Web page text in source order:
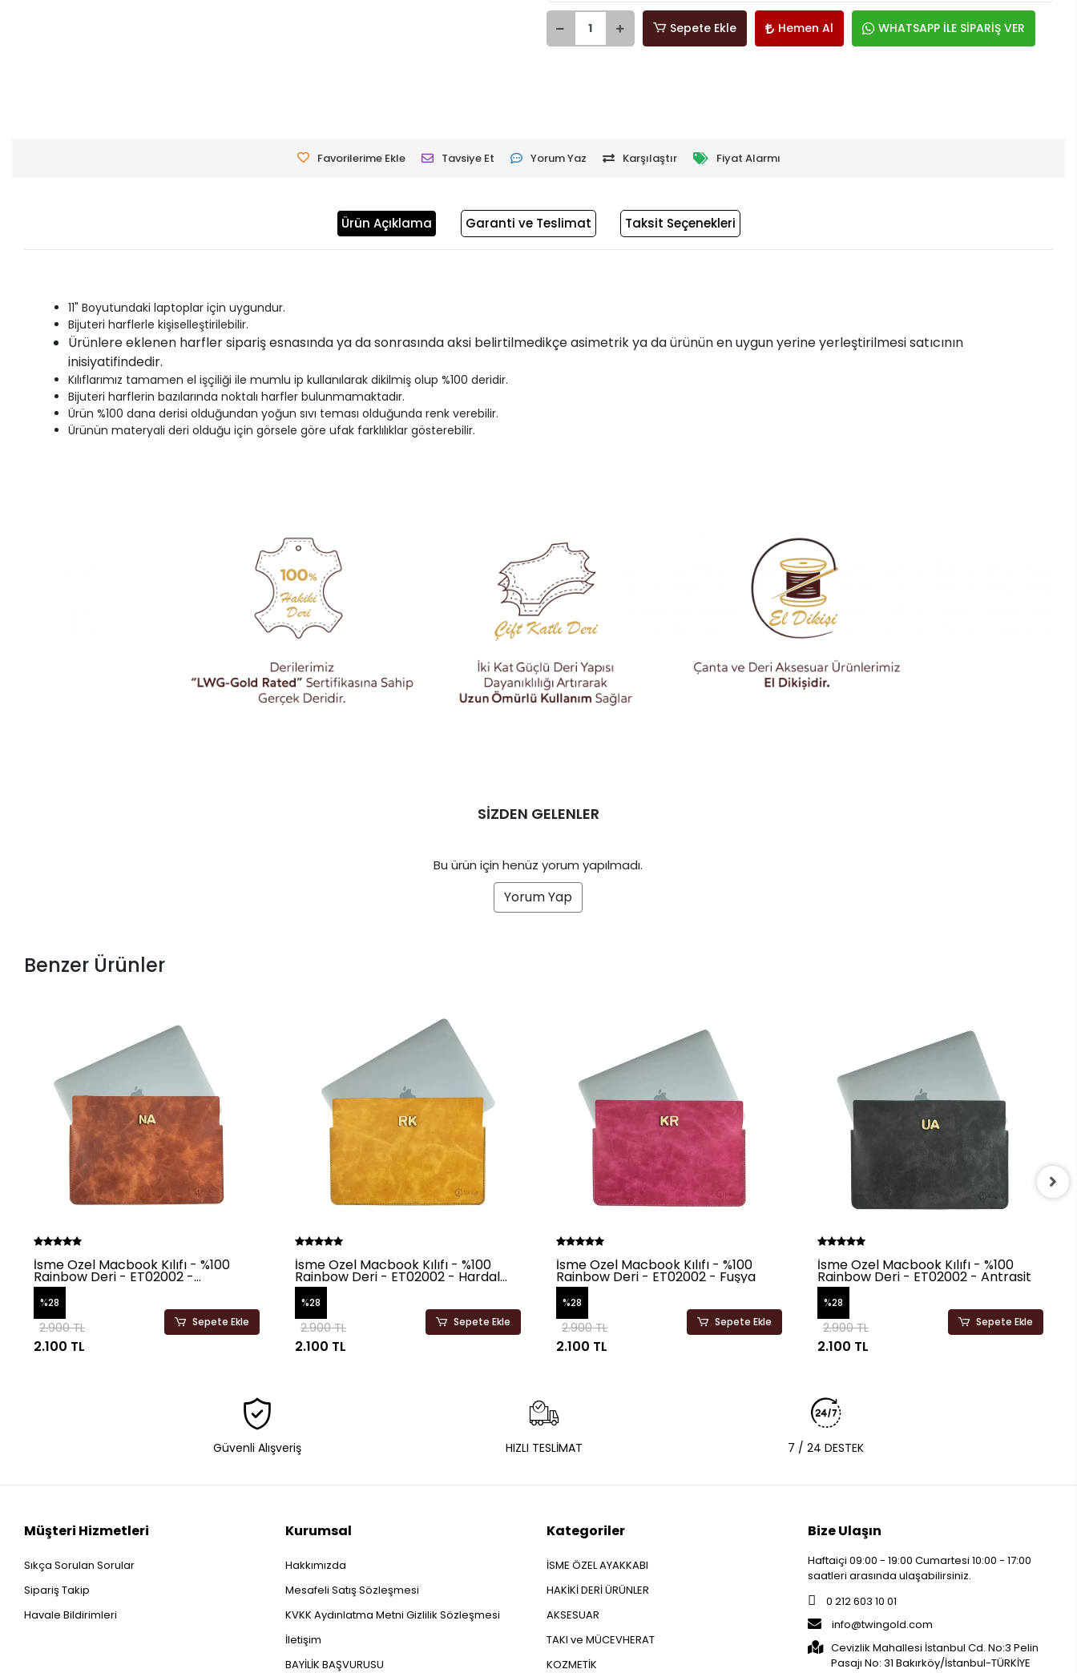
Sepete Ekle Hemen Al WHATSAPP İLE SİPARİŞ VER
Favorilerime Ekle Tavsiye Et Yorum Yaz Karşılaştır Fiyat Alarmı
Ürün Açıklama Garanti ve Teslimat Taksit Seçenekleri
11" Boyutundaki laptoplar için uygundur.
Bijuteri harflerle kişiselleştirilebilir.
Ürünlere eklenen harfler sipariş esnasında ya da sonrasında aksi belirtilmedikçe asimetrik ya da ürünün en uygun yerine yerleştirilmesi satıcının
inisiyatifindedir.
Kılıflarımız tamamen el işçiliği ile mumlu ip kullanılarak dikilmiş olup %100 deridir.
Bijuteri harflerin bazılarında noktalı harfler bulunmamaktadır.
Ürün %100 dana derisi olduğundan yoğun sıvı teması olduğunda renk verebilir.
Ürünün materyali deri olduğu için görsele göre ufak farklılıklar gösterebilir.
SİZDEN GELENLER
Bu ürün için henüz yorum yapılmadı.
Yorum Yap
Benzer Ürünler
İsme Özel Macbook Kılıfı - %100
Rainbow Deri - ET02002 -
Tobacco
%28
2.900 TL
2.100 TL
Sepete Ekle
İsme Özel Macbook Kılıfı - %100
Rainbow Deri - ET02002 - Hardal
Sarısı
%28
2.900 TL
2.100 TL
Sepete Ekle
İsme Özel Macbook Kılıfı - %100
Rainbow Deri - ET02002 - Fuşya
%28
2.900 TL
2.100 TL
Sepete Ekle
İsme Özel Macbook Kılıfı - %100
Rainbow Deri - ET02002 - Antrasit
%28
2.900 TL
2.100 TL
Sepete Ekle
Güvenli Alışveriş HIZLI TESLİMAT 7 / 24 DESTEK
Müşteri Hizmetleri
Sıkça Sorulan Sorular
Sipariş Takip
Havale Bildirimleri
Kurumsal
Hakkımızda
Mesafeli Satış Sözleşmesi
KVKK Aydınlatma Metni Gizlilik Sözleşmesi
İletişim
BAYİLİK BAŞVURUSU
Kategoriler
İSME ÖZEL AYAKKABI
HAKİKİ DERİ ÜRÜNLER
AKSESUAR
TAKI ve MÜCEVHERAT
KOZMETİK
Bize Ulaşın
Haftaiçi 09:00 - 19:00 Cumartesi 10:00 - 17:00
saatleri arasında ulaşabilirsiniz.
0 212 603 10 01
info@twingold.com
Cevizlik Mahallesi İstanbul Cd. No:3 Pelin
Pasajı No: 31 Bakırköy/İstanbul-TÜRKİYE